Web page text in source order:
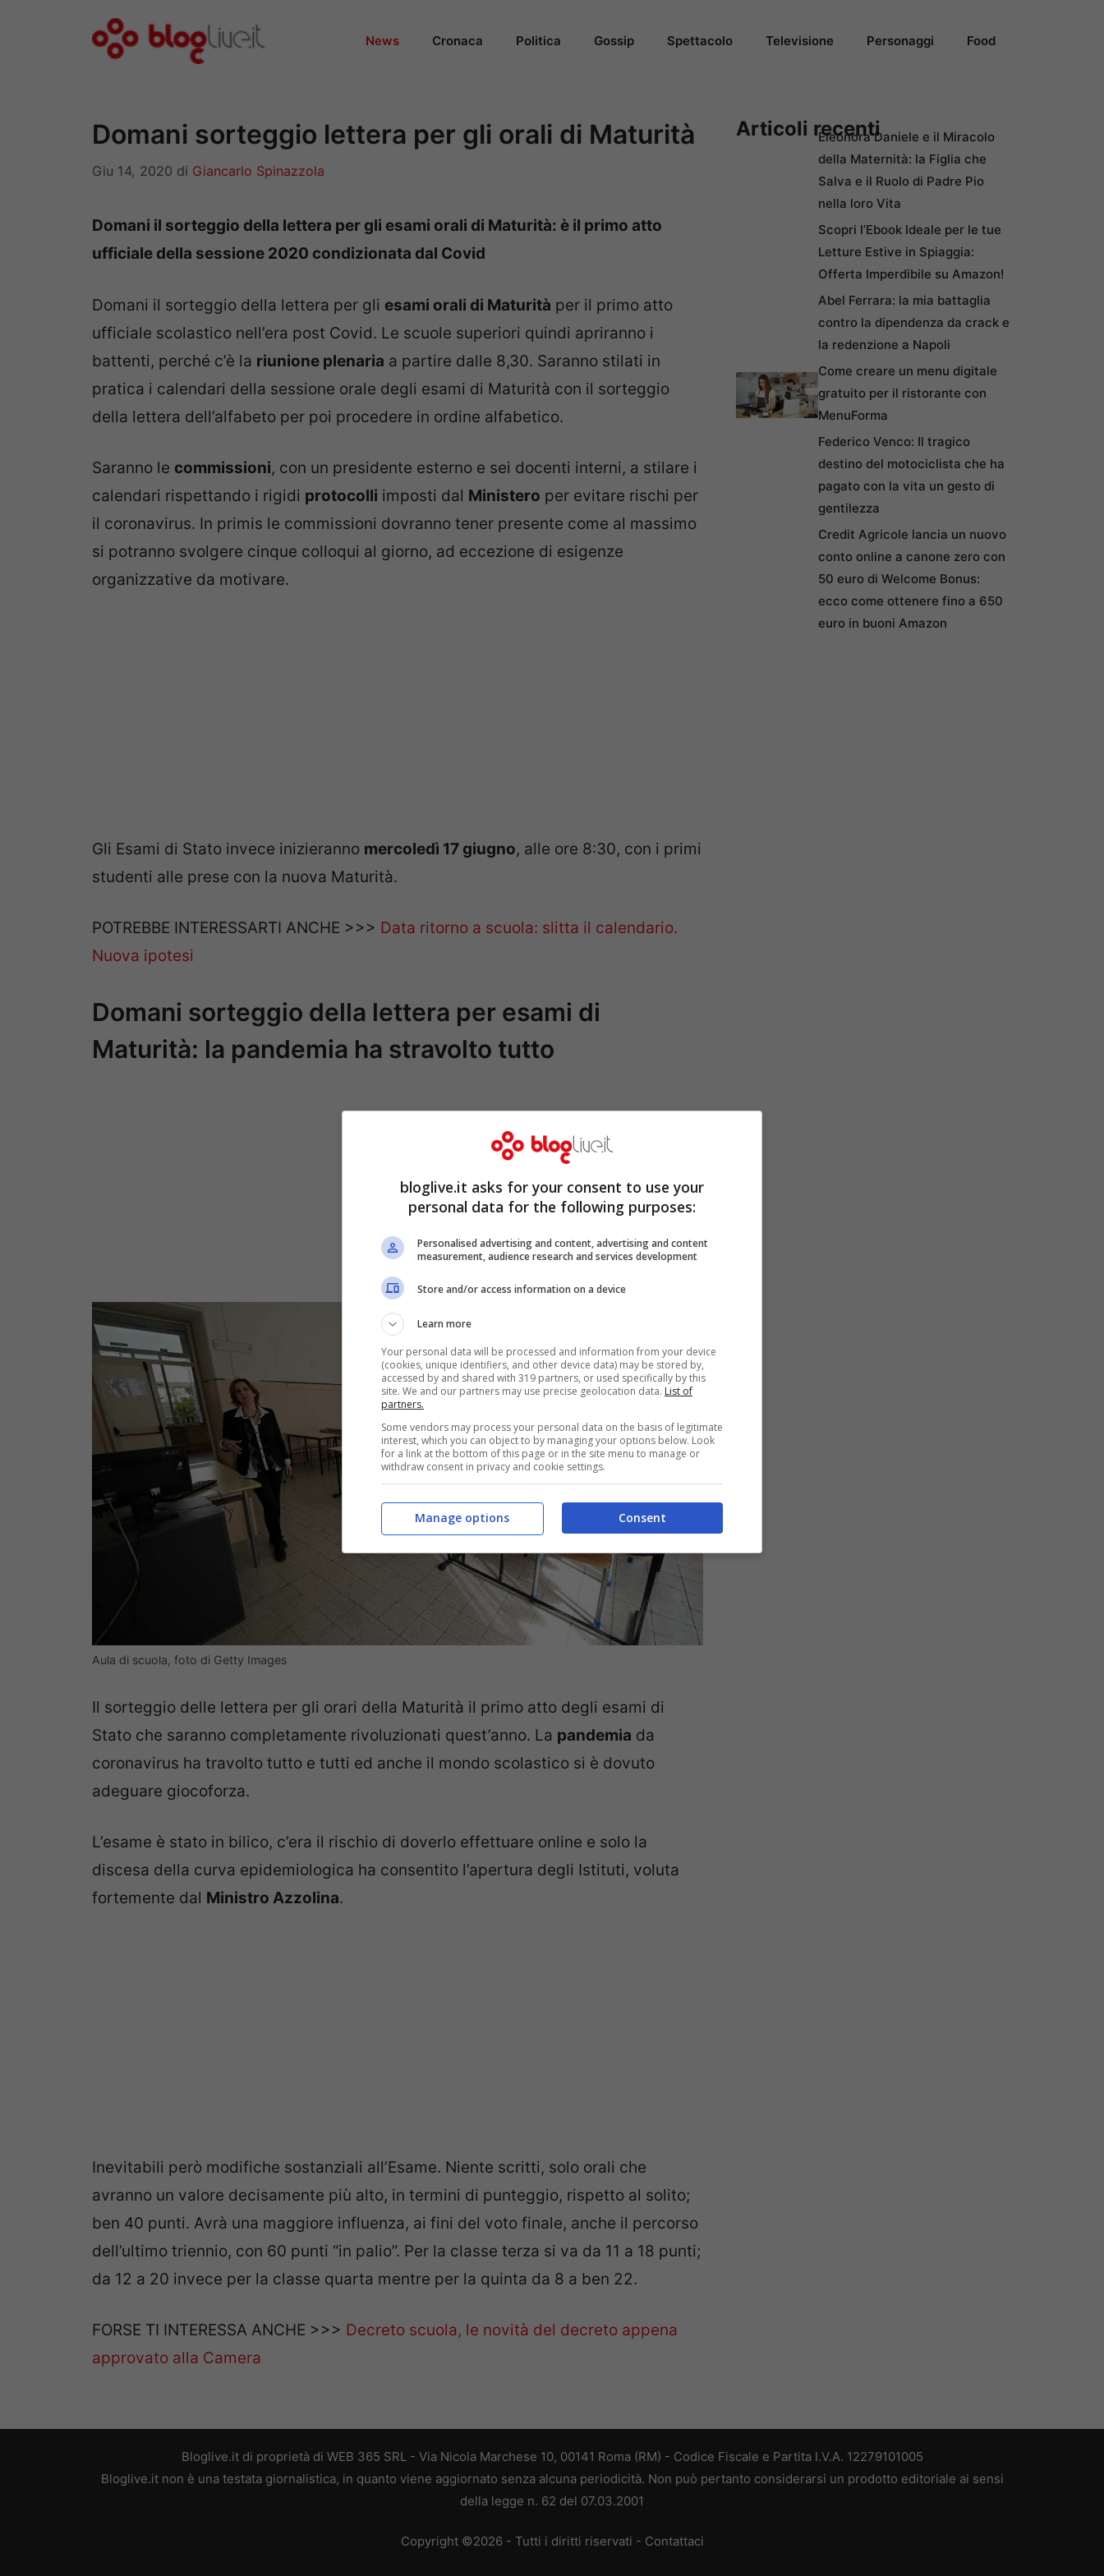
News Cronaca Politica Gossip Spettacolo Televisione Personaggi Food
Domani sorteggio lettera per gli orali di Maturità
Giu 14, 2020 di Giancarlo Spinazzola
Domani il sorteggio della lettera per gli esami orali di Maturità: è il primo atto
ufficiale della sessione 2020 condizionata dal Covid
Domani il sorteggio della lettera per gli esami orali di Maturità per il primo atto
ufficiale scolastico nell’era post Covid. Le scuole superiori quindi apriranno i
battenti, perché c’è la riunione plenaria a partire dalle 8,30. Saranno stilati in
pratica i calendari della sessione orale degli esami di Maturità con il sorteggio
della lettera dell’alfabeto per poi procedere in ordine alfabetico.
Saranno le commissioni, con un presidente esterno e sei docenti interni, a stilare i
calendari rispettando i rigidi protocolli imposti dal Ministero per evitare rischi per
il coronavirus. In primis le commissioni dovranno tener presente come al massimo
si potranno svolgere cinque colloqui al giorno, ad eccezione di esigenze
organizzative da motivare.
Gli Esami di Stato invece inizieranno mercoledì 17 giugno, alle ore 8:30, con i primi
studenti alle prese con la nuova Maturità.
POTREBBE INTERESSARTI ANCHE >>> Data ritorno a scuola: slitta il calendario.
Nuova ipotesi
Domani sorteggio della lettera per esami di
Maturità: la pandemia ha stravolto tutto
Aula di scuola, foto di Getty Images
Il sorteggio delle lettera per gli orari della Maturità il primo atto degli esami di
Stato che saranno completamente rivoluzionati quest’anno. La pandemia da
coronavirus ha travolto tutto e tutti ed anche il mondo scolastico si è dovuto
adeguare giocoforza.
L’esame è stato in bilico, c’era il rischio di doverlo effettuare online e solo la
discesa della curva epidemiologica ha consentito l’apertura degli Istituti, voluta
fortemente dal Ministro Azzolina.
Inevitabili però modifiche sostanziali all’Esame. Niente scritti, solo orali che
avranno un valore decisamente più alto, in termini di punteggio, rispetto al solito;
ben 40 punti. Avrà una maggiore influenza, ai fini del voto finale, anche il percorso
dell’ultimo triennio, con 60 punti “in palio”. Per la classe terza si va da 11 a 18 punti;
da 12 a 20 invece per la classe quarta mentre per la quinta da 8 a ben 22.
FORSE TI INTERESSA ANCHE >>> Decreto scuola, le novità del decreto appena
approvato alla Camera
Articoli recentiEleonora Daniele e il Miracolo
della Maternità: la Figlia che
Salva e il Ruolo di Padre Pio
nella loro Vita
Scopri l’Ebook Ideale per le tue
Letture Estive in Spiaggia:
Offerta Imperdibile su Amazon!
Abel Ferrara: la mia battaglia
contro la dipendenza da crack e
la redenzione a Napoli
Come creare un menu digitale
gratuito per il ristorante con
MenuForma
Federico Venco: Il tragico
destino del motociclista che ha
pagato con la vita un gesto di
gentilezza
Credit Agricole lancia un nuovo
conto online a canone zero con
50 euro di Welcome Bonus:
ecco come ottenere fino a 650
euro in buoni Amazon
Bloglive.it di proprietà di WEB 365 SRL - Via Nicola Marchese 10, 00141 Roma (RM) - Codice Fiscale e Partita I.V.A. 12279101005
Bloglive.it non è una testata giornalistica, in quanto viene aggiornato senza alcuna periodicità. Non può pertanto considerarsi un prodotto editoriale ai sensi
della legge n. 62 del 07.03.2001
Copyright ©2026 - Tutti i diritti riservati - Contattaci
bloglive.it asks for your consent to use your
personal data for the following purposes:
Personalised advertising and content, advertising and content
measurement, audience research and services development
Store and/or access information on a device
Learn more
Your personal data will be processed and information from your device
(cookies, unique identifiers, and other device data) may be stored by,
accessed by and shared with 319 partners, or used specifically by this
site. We and our partners may use precise geolocation data. List of
partners.
Some vendors may process your personal data on the basis of legitimate
interest, which you can object to by managing your options below. Look
for a link at the bottom of this page or in the site menu to manage or
withdraw consent in privacy and cookie settings.
Consent
Manage options